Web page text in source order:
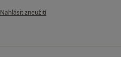
podle názoru uživatele Váš účet byl
Nahlásit zneužití